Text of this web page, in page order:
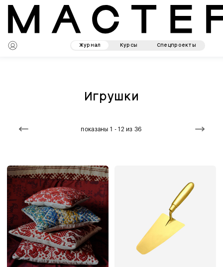
Журнал Курсы Спецпроекты
Игрушки
показаны 1 - 12 из 36